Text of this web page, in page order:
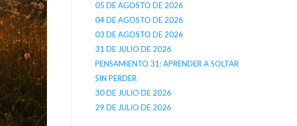
05 DE AGOSTO DE 2026
04 DE AGOSTO DE 2026
03 DE AGOSTO DE 2026
31 DE JULIO DE 2026
PENSAMIENTO 31: APRENDER A SOLTAR
SIN PERDER
30 DE JULIO DE 2026
29 DE JULIO DE 2026